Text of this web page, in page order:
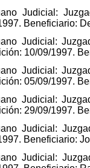
Judicial:
Beneficiario:
Judicial:
10/09/1997.
Judicial:
05/09/1997.
Judicial:
29/09/1997.
Judicial:
Beneficiario:
Judicial: